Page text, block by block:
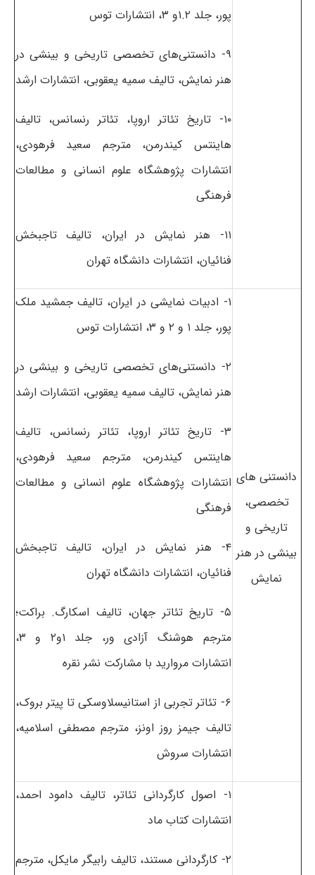
پور، جلد ۱.۲و ۳، انتشارات توس
۹- دانستنی‌های تخصصی تاریخی و بینشی در
هنر نمایش، تالیف سمیه یعقوبی، انتشارات ارشد
۱۰- تاریخ تئاتر اروپا، تئاتر رنسانس، تالیف
هاینتس کیندرمن، مترجم سعید فرهودی،
انتشارات پژوهشگاه علوم انسانی و مطالعات
فرهنگی
۱۱- هنر نمایش در ایران، تالیف تاجبخش
فنائیان، انتشارات دانشگاه تهران
دانستنی های
تخصصی،
تاریخی و
بینشی در هنر
نمایش
۱- ادبیات نمایشی در ایران، تالیف جمشید ملک
پور، جلد ۱ و ۲ و ۳، انتشارات توس
۲- دانستنی‌های تخصصی تاریخی و بینشی در
هنر نمایش، تالیف سمیه یعقوبی، انتشارات ارشد
۳- تاریخ تئاتر اروپا، تئاتر رنسانس، تالیف
هاینتس کیندرمن، مترجم سعید فرهودی،
انتشارات پژوهشگاه علوم انسانی و مطالعات
فرهنگی
۴- هنر نمایش در ایران، تالیف تاجبخش
فنائیان، انتشارات دانشگاه تهران
۵- تاریخ تئاتر جهان، تالیف اسکارگ. براکت؛
مترجم هوشنگ آزادی ور، جلد ۱و۲ و ۳،
انتشارات مروارید با مشارکت نشر نقره
۶- تئاتر تجربی از استانیسلاوسکی تا پیتر بروک،
تالیف جیمز روز اونز، مترجم مصطفی اسلامیه،
انتشارات سروش
۱- اصول کارگردانی تئاتر، تالیف دامود احمد،
انتشارات کتاب ماد
۲- کارگردانی مستند، تالیف رابیگر مایکل، مترجم